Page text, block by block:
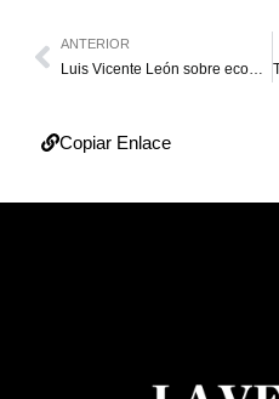
ANTERIOR
Luis Vicente León sobre economía 2023: Dependerá de Chevron
Copiar Enlace